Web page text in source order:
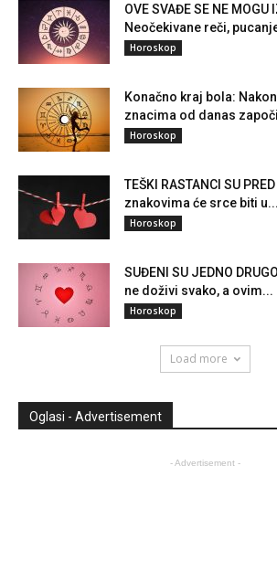
OVE SVAĐE SE NE MOGU
Neočekivane reči,
Horoskop
Konačno kraj bola:
znacima od danas
Horoskop
TEŠKI RASTANCI SU
znakovima će srce biti u...
Horoskop
SUĐENI SU JEDNO
ne doživi svako, a ovim...
Horoskop
Load more
Oglasi - Advertisement
- Advertisement -